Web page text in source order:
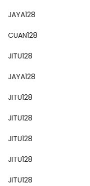
JAYA128
CUAN128
JITU128
JAYA128
JITU128
JITU128
JITU128
JITU128
JITU128